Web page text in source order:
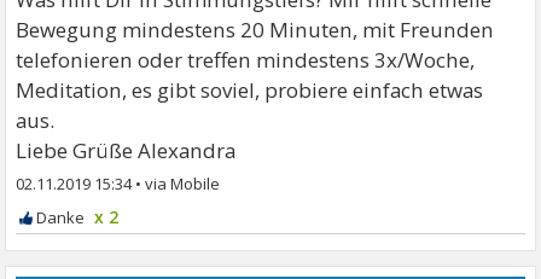
Bewegung mindestens 20 Minuten, mit Freunden
telefonieren oder treffen mindestens 3x/Woche,
Meditation, es gibt soviel, probiere einfach etwas
aus.
Liebe Grüße Alexandra
02.11.2019 15:34•
x 2